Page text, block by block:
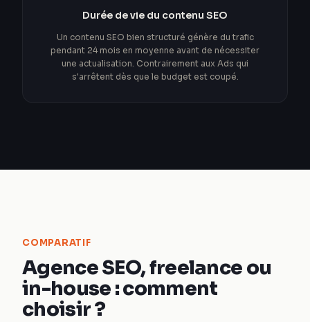
Durée de vie du contenu SEO
Un contenu SEO bien structuré génère du trafic
pendant 24 mois en moyenne avant de nécessiter
une actualisation. Contrairement aux Ads qui
s'arrêtent dès que le budget est coupé.
COMPARATIF
Agence SEO, freelance ou
in-house : comment
choisir ?